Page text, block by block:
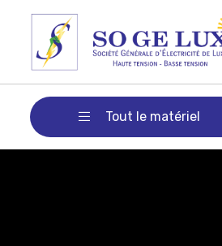
Tout le matériel